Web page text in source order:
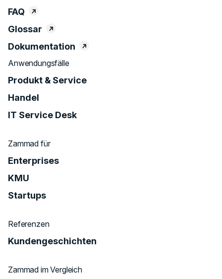
FAQ
Glossar
Dokumentation
Anwendungsfälle
Produkt & Service
Handel
IT Service Desk
Zammad für
Enterprises
KMU
Startups
Referenzen
Kundengeschichten
Zammad im Vergleich